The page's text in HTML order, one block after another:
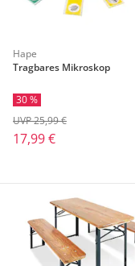
Hape
Tragbares Mikroskop
30 %
17,99 €
UVP 25,99 €